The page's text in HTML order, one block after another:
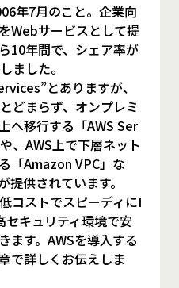
年7月のこと。企業向
Webサービスとして提
10年間で、シェア率が
ました。
とありますが、
どまらず、オンプレミ
へ移行する「AWS Ser
、AWS上で下層ネット
「Amazon VPC」な
提供されています。
コストでスピーディにI
キュリティ環境で安
ます。AWSを導入する
で詳しくお伝えしま